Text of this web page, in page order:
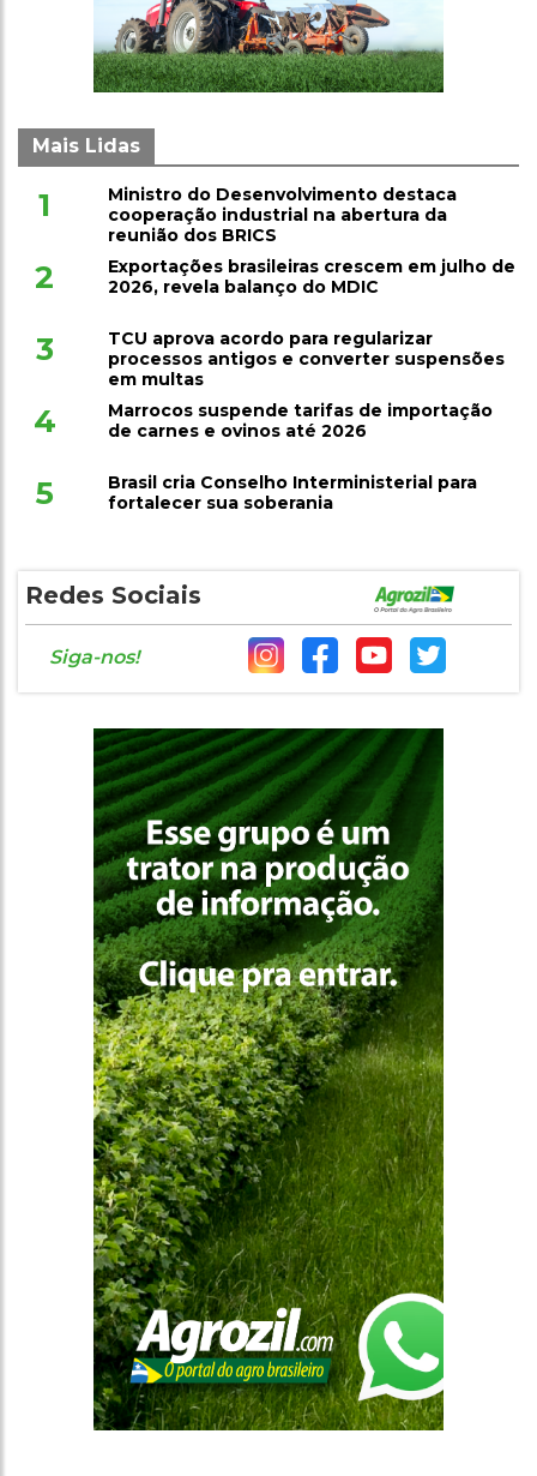
Mais Lidas
1
Ministro do Desenvolvimento destaca
cooperação industrial na abertura da
reunião dos BRICS
2
Exportações brasileiras crescem em julho de
2026, revela balanço do MDIC
3
TCU aprova acordo para regularizar
processos antigos e converter suspensões
em multas
4
Marrocos suspende tarifas de importação
de carnes e ovinos até 2026
5
Brasil cria Conselho Interministerial para
fortalecer sua soberania
Redes Sociais
Siga-nos!